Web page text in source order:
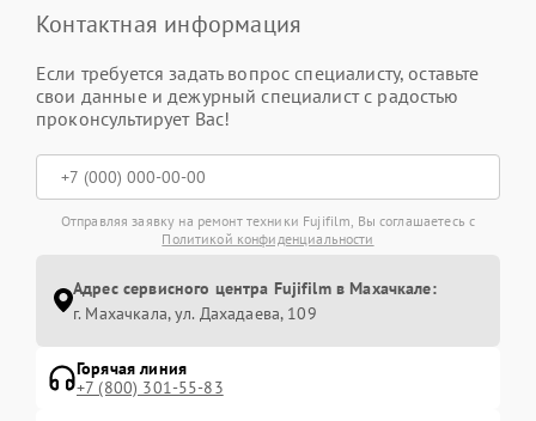
Контактная информация
Если требуется задать вопрос специалисту, оставьте
свои данные и дежурный специалист с радостью
проконсультирует Вас!
Отправляя заявку на ремонт техники Fujifilm, Вы соглашаетесь с
Политикой конфиденциальности
Адрес сервисного центра Fujifilm в Махачкале:
г. Махачкала, ул. Дахадаева, 109
Горячая линия
+7 (800) 301-55-83